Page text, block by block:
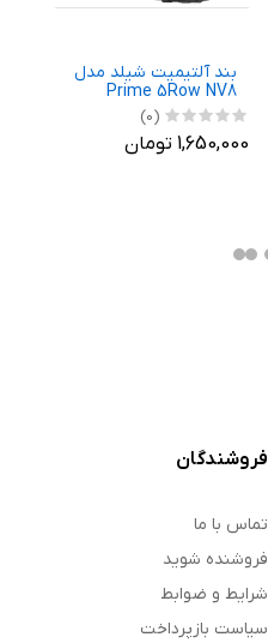
بند آلتیمیت شیلد مدل
Prime 5Row NV8
مناسب برای ساعت
هوشمند سامسونگ
Galaxy Watch 8 44mm
(0)
1,650,000 تومان
فروشندگان
تماس با ما
فروشنده شوید
شرایط و ضوابط
سیاست بازپرداخت